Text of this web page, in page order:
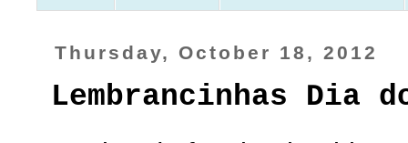
Thursday, October 18, 2012
Lembrancinhas Dia